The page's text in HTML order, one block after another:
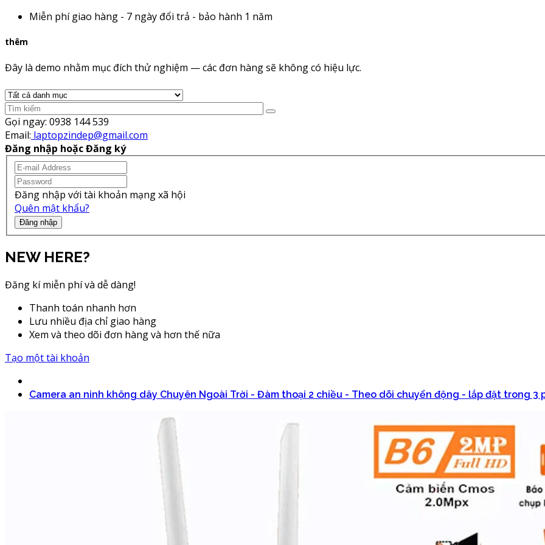
Miễn phí giao hàng - 7 ngày đổi trả - bảo hành 1 năm
thêm
Đây là demo nhằm mục đích thử nghiệm — các đơn hàng sẽ không có hiệu lực.
Gọi ngay: 0938 144 539
Email: laptopzindep@gmail.com
Đăng nhập hoặc Đăng ký
Đăng nhập với tài khoản mạng xã hội
Quên mật khẩu?
Đăng nhập
NEW HERE?
Đăng kí miễn phí và dễ dàng!
Thanh toán nhanh hơn
Lưu nhiều địa chỉ giao hàng
Xem và theo dõi đơn hàng và hơn thế nữa
Tạo một tài khoản
Camera an ninh không dây Chuyên Ngoài Trời - Đàm thoại 2 chiều - Theo dõi chuyển động - lắp đặt trong 3